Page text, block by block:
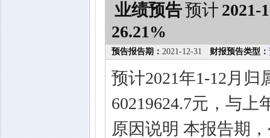
业绩预告预计 2021-
26.21%
预告报告期： 2021-12-31 财报预告类型：
预计2021年1-12月
60219624.7元，与
原因说明 本报告期